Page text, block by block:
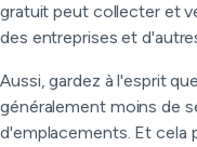
gratuit peut collecter et
des entreprises et
Aussi, gardez à l'esprit
généralement moins de
d'emplacements. Et cela